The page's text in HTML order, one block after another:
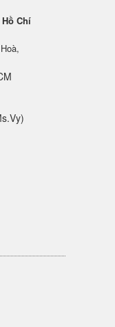
Chí